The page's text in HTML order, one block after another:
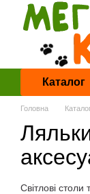
Перейти до
Каталог
Головна
Світлові